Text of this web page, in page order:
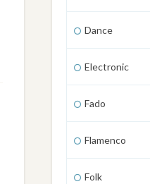
Dance
Electronic
Fado
Flamenco
Folk